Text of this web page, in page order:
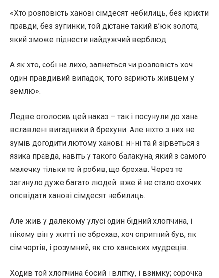
«Хто розповість ханові сімдесят небилиць, без крихти
правди, без зупинки, той дістане такий в’юк золота,
який зможе піднести найдужчий верблюд.
А як хто, собі на лихо, запнеться чи розповість хоч
один правдивий випадок, того зариють живцем у
землю».
Ледве оголосив цей наказ – так і посунули до хана
вславлені вигадники й брехуни. Але ніхто з них не
зумів догодити лютому ханові: ні-ні та й зірветься з
язика правда, навіть у такого балакуна, який з самого
малечку тільки те й робив, що брехав. Через те
загинуло дуже багато людей: вже й не стало охочих
оповідати ханові сімдесят небилиць.
Але жив у далекому улусі один бідний хлопчина, і
нікому він у житті не збрехав, хоч спритний був, як
сім чортів, і розумний, як сто ханських мудреців.
Ходив той хлопчина босий і влітку, і взимку; сорочка